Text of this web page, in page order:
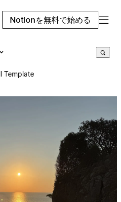
Notionを無料で始める
Template